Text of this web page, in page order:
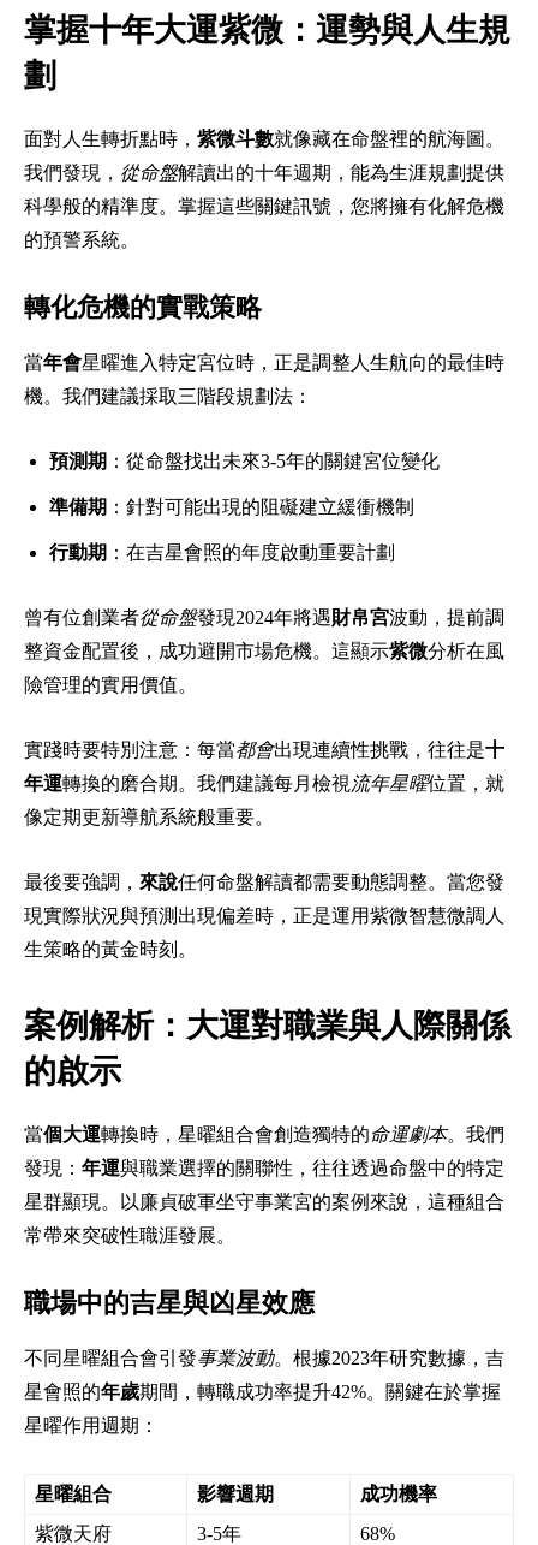
掌握十年大運紫微：運勢與人生規
劃
面對人生轉折點時， 紫微斗數就像藏在命盤裡的航海圖。
我們發現， 從命盤解讀出的十年週期，能為生涯規劃提供
科學般的精準度。掌握這些關鍵訊號，您將擁有化解危機
的預警系統。
轉化危機的實戰策略
當年會星曜進入特定宮位時，正是調整人生航向的最佳時
機。我們建議採取三階段規劃法：
預測期 ：從命盤找出未來3-5年的關鍵宮位變化
準備期 ：針對可能出現的阻礙建立緩衝機制
行動期 ：在吉星會照的年度啟動重要計劃
曾有位創業者從命盤發現2024年將遇財帛宮波動，提前調
整資金配置後，成功避開市場危機。這顯示紫微分析在風
險管理的實用價值。
實踐時要特別注意：每當都會出現連續性挑戰，往往是十
年運轉換的磨合期。我們建議每月檢視 流年星曜位置，就
像定期更新導航系統般重要。
最後要強調， 來說任何命盤解讀都需要動態調整。當您發
現實際狀況與預測出現偏差時，正是運用紫微智慧微調人
生策略的黃金時刻。
案例解析：大運對職業與人際關係
的啟示
當個大運轉換時，星曜組合會創造獨特的命運劇本。我們
發現： 年運與職業選擇的關聯性，往往透過命盤中的特定
星群顯現。以廉貞破軍坐守事業宮的案例來說，這種組合
常帶來突破性職涯發展。
職場中的吉星與凶星效應
不同星曜組合會引發事業波動。根據2023年研究數據，吉
星會照的年歲期間，轉職成功率提升42%。關鍵在於掌握
星曜作用週期：
星曜組合 影響週期
成功機率
紫微天府
3-5年
68%